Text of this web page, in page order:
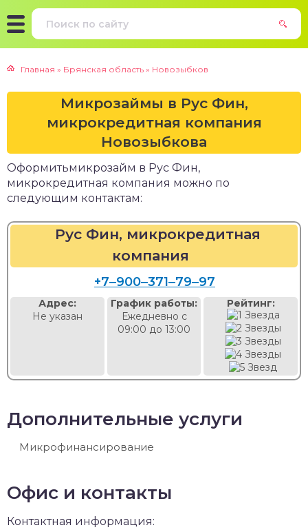
Главная » Брянская область » Новозыбков
Микрозаймы в Рус Фин,
микрокредитная компания
Новозыбкова
Оформитьмикрозайм в Рус Фин,
микрокредитная компания можно по
следующим контактам:
Рус Фин, микрокредитная
компания
+7‒900‒371‒79‒97
Адрес:
Не указан
График работы:
Ежедневно с
09:00 до 13:00
Рейтинг:
Дополнительные услуги
Микрофинансирование
Офис и контакты
Контактная информация: